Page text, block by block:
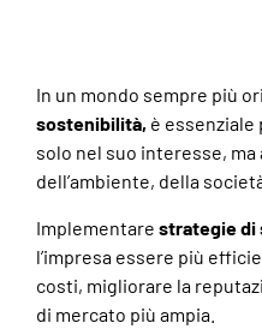
In un mondo sempre più
sostenibilità, è essenziale
solo nel suo interesse, ma
dell’ambiente, della
Implementare strategie di
l’impresa essere più
costi, migliorare la
di mercato più ampia.